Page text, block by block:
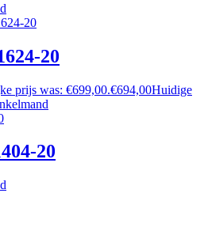
20
prijs was: €699,00.€694,00Huidige
20